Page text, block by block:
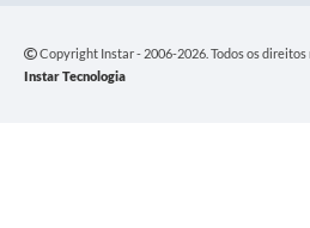
Copyright Instar - 2006-2026. Todos os direitos
Instar Tecnologia